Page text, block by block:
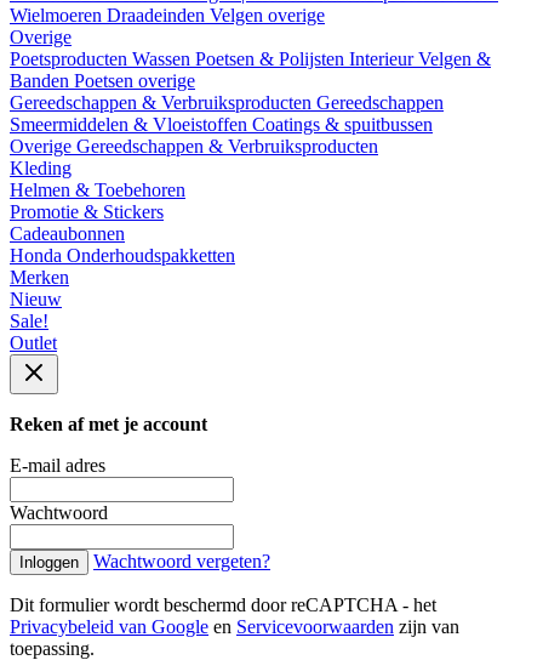
Wielmoeren Draadeinden Velgen overige
Overige
Poetsproducten Wassen Poetsen & Polijsten InterieurVelgen &
Banden Poetsen overige
Gereedschappen & Verbruiksproducten Gereedschappen
Smeermiddelen & Vloeistoffen Coatings & spuitbussen
Overige Gereedschappen & Verbruiksproducten
Kleding
Helmen & Toebehoren
Promotie & Stickers
Cadeaubonnen
Honda Onderhoudspakketten
Merken
Nieuw
Sale!
Outlet
Reken af met je account
E-mail adres
Wachtwoord
Inloggen Wachtwoord vergeten?
Dit formulier wordt beschermd door reCAPTCHA - het
Privacybeleid van Google en Servicevoorwaarden zijn van
toepassing.